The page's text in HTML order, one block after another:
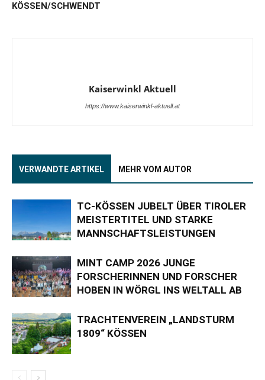
KÖSSEN/SCHWENDT
Kaiserwinkl Aktuell
https://www.kaiserwinkl-aktuell.at
VERWANDTE ARTIKEL MEHR VOM AUTOR
TC-KÖSSEN JUBELT ÜBER TIROLER
MEISTERTITEL UND STARKE
MANNSCHAFTSLEISTUNGEN
MINT CAMP 2026 JUNGE
FORSCHERINNEN UND FORSCHER
HOBEN IN WÖRGL INS WELTALL AB
TRACHTENVEREIN „LANDSTURM
1809“ KÖSSEN